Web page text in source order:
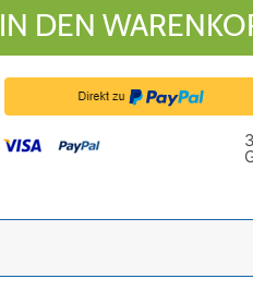
IN DEN